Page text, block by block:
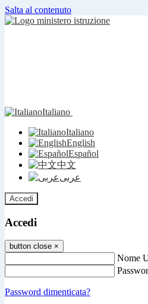
Salta al contenuto
Italiano
Italiano
English
Español
中文
عربى
Accedi
Accedi
button close ×
Nome
Password dimenticata?